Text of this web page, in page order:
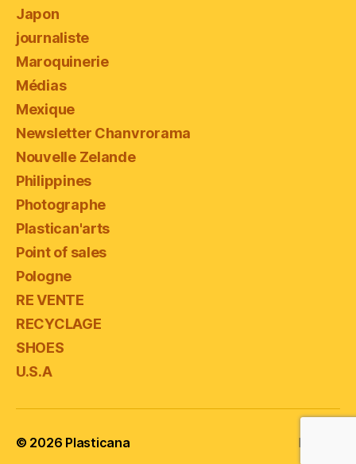
Japon
journaliste
Maroquinerie
Médias
Mexique
Newsletter Chanvrorama
Nouvelle Zelande
Philippines
Photographe
Plastican'arts
Point of sales
Pologne
RE VENTE
RECYCLAGE
SHOES
U.S.A
© 2026 Plasticana Haut